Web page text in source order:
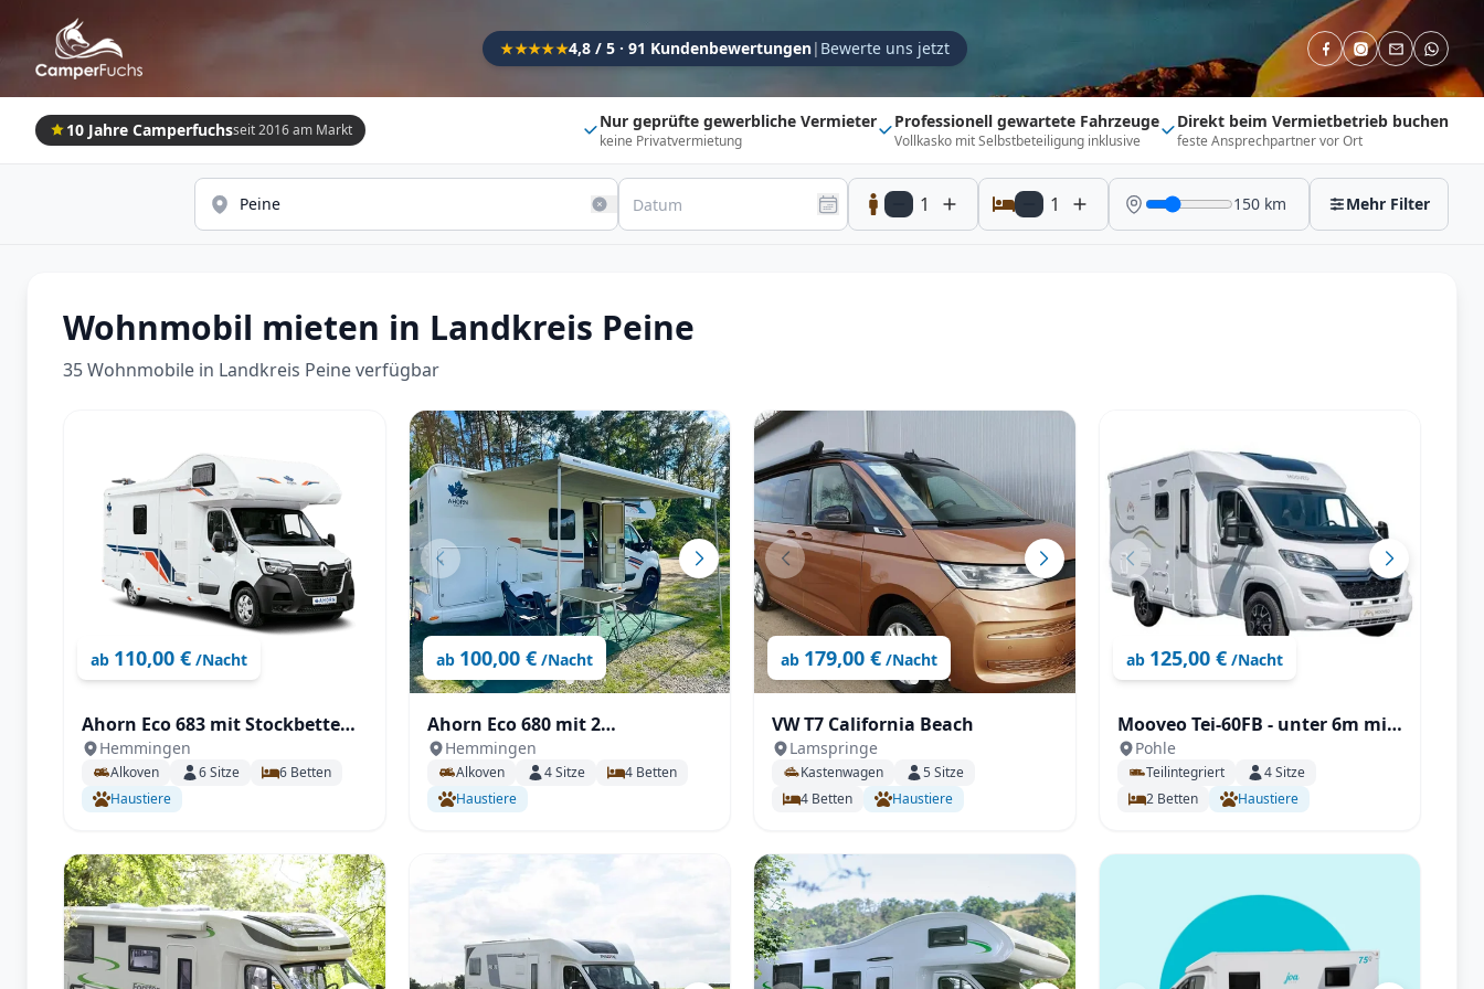
★★★★★4,8 / 5 · 91 Kundenbewertungen| Bewerte uns jetzt
10 Jahre Camperfuchsseit 2016 am Markt Nur geprüfte gewerbliche Vermieter
keine Privatvermietung
Professionell gewartete Fahrzeuge
Vollkasko mit Selbstbeteiligung inklusive
Direkt beim Vermietbetrieb buchen
feste Ansprechpartner vor Ort
1 1 150 km Mehr Filter
Sitzplätze 1
Schlafplätze 1
Flexibel (±3 Tage)
Teil-Integriert Wohnwagen
Zurücksetzen Ergebnisse anzeigen
Wohnmobil mieten in Landkreis Peine
35 Wohnmobile in Landkreis Peine verfügbar
ab 110,00 € /Nacht
Ahorn Eco 683 mit Stockbetten
und Doppelbett für 6 Personen
Hemmingen
Alkoven 6Sitze 6 Betten
Haustiere
ab 100,00 € /Nacht
Ahorn Eco 680 mit 2
Doppelbetten für 4 Person
Hemmingen
Alkoven 4 Sitze 4 Betten
Haustiere
ab 179,00 € /Nacht
VW T7 California Beach
Lamspringe
Kastenwagen 5Sitze
4 Betten Haustiere
ab 125,00 € /Nacht
Mooveo Tei-60FB - unter 6m mit
SAT, AHK, Solar uvm., ideal für 2
Personen!
Pohle
Teilintegriert 4 Sitze
2 Betten Haustiere